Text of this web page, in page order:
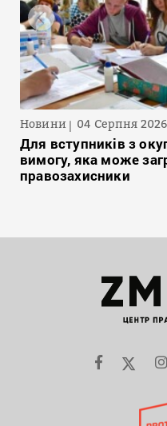
Новини 04 Серпня 2026
Для вступників з
вимогу, яка може
правозахисники